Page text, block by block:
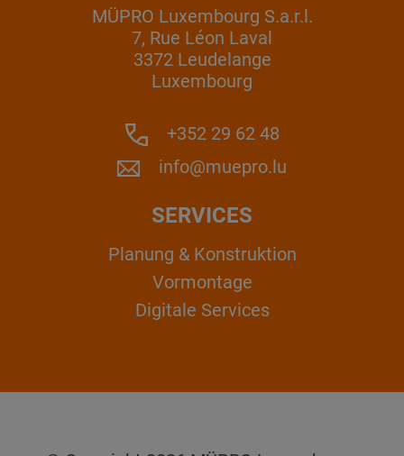
MÜPRO Luxembourg S.a.r.l.
7, Rue Léon Laval
3372 Leudelange
Luxembourg
+352 29 62 48
info@muepro.lu
SERVICES
Planung & Konstruktion
Vormontage
Digitale Services